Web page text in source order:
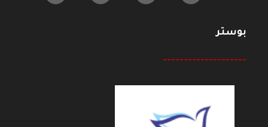
بوستر
--------------------